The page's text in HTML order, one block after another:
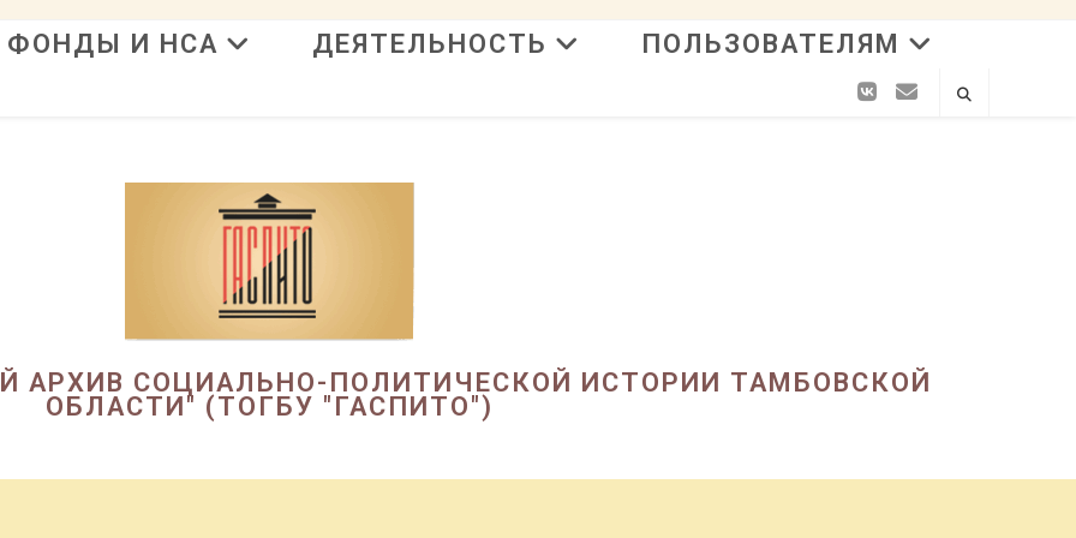
ФОНДЫ И НСА ДЕЯТЕЛЬНОСТЬ ПОЛЬЗОВАТЕЛЯМ
АРХИВ СОЦИАЛЬНО-ПОЛИТИЧЕСКОЙ ИСТОРИИ ТАМБОВСКОЙ
ОБЛАСТИ" (ТОГБУ "ГАСПИТО")